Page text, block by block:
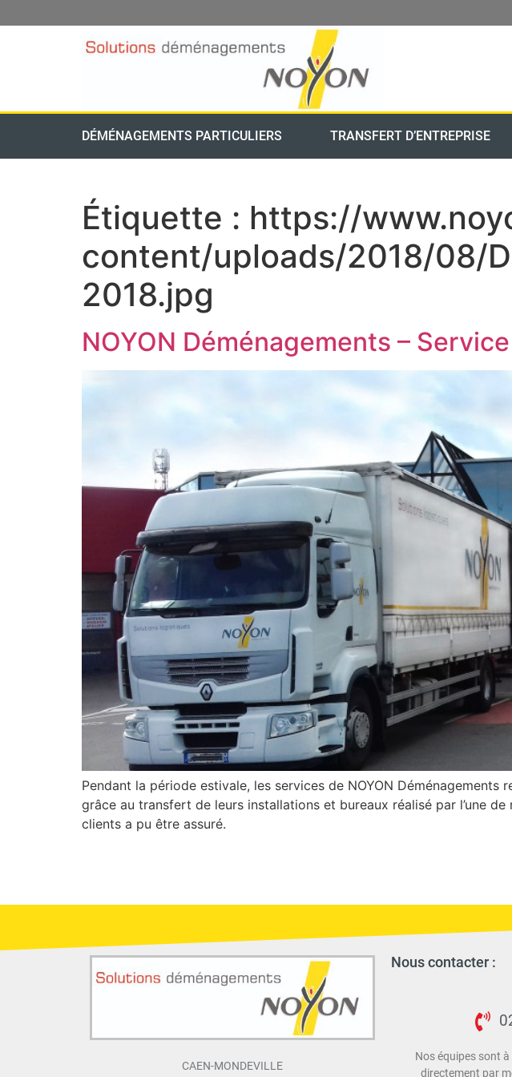
DÉMÉNAGEMENTS PARTICULIERS TRANSFERT D’ENTREPRISE
Étiquette : https://
content/uploads/2018/08/
2018.jpg
NOYON Déménagements –
Pendant la période estivale, les services de NOYON
grâce au transfert de leurs installations et bureaux réalisé par l’une
clients a pu être assuré.
CAEN-MONDEVILLE
Nous contacter :
Nos équipes sont
directement par